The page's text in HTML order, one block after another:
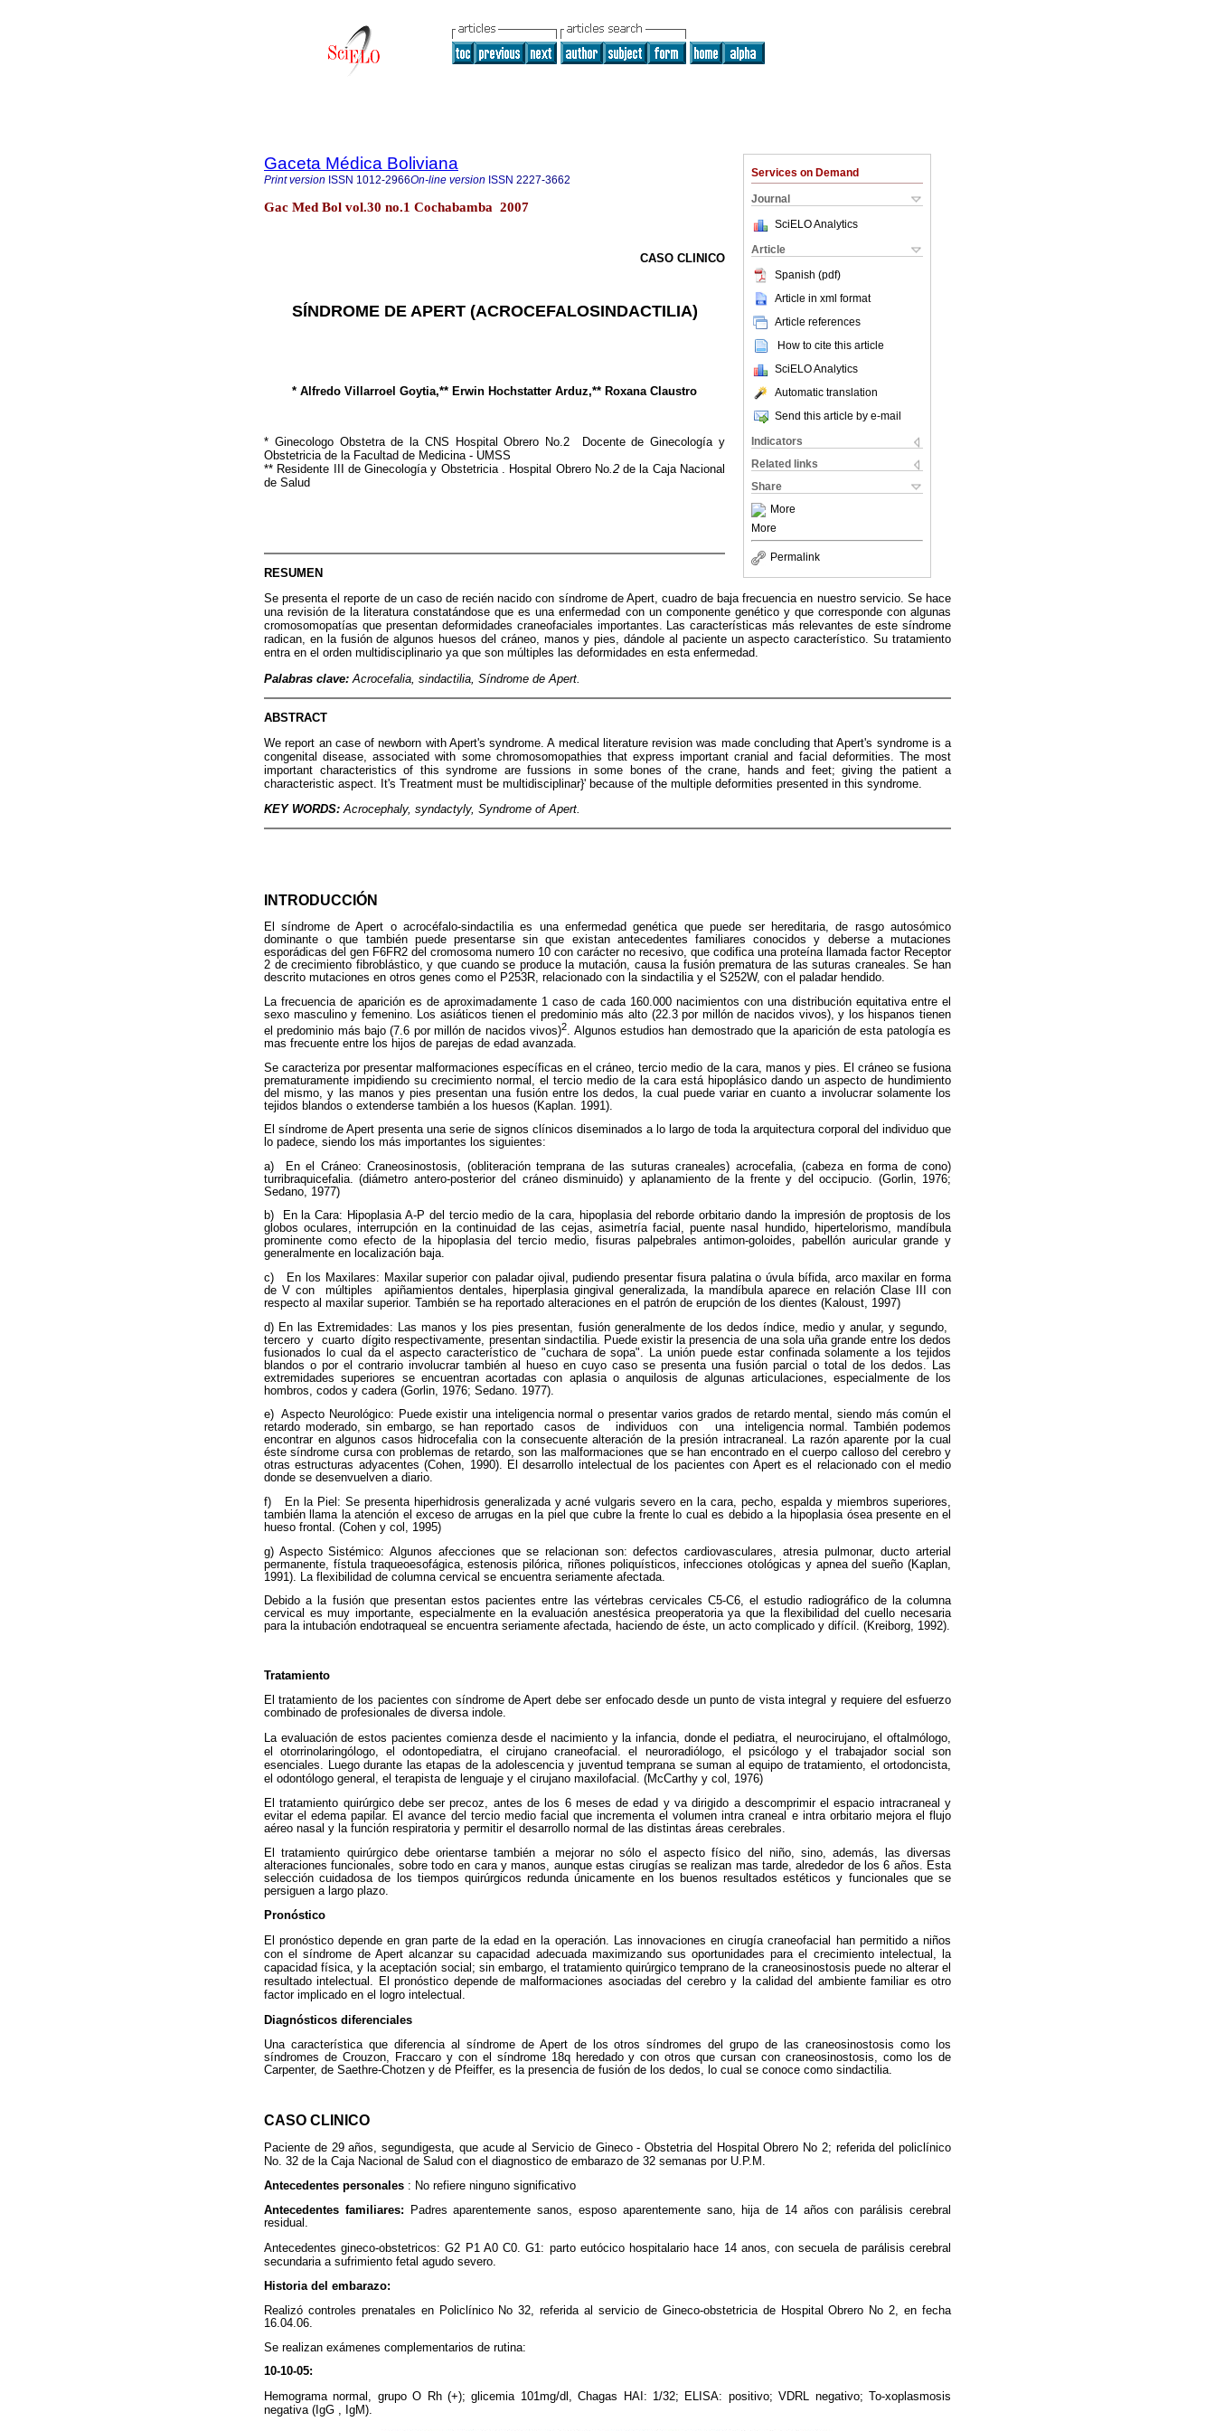
Services on Demand
Journal
SciELO Analytics
Article
Spanish (pdf)
Article in xml format
Article references
How to cite this article
SciELO Analytics
Automatic translation
Send this article by e-mail
Indicators
Related links
Share
More
More
Permalink
Gaceta Médica Boliviana
Print version ISSN 1012-2966On-line version ISSN 2227-3662
Gac Med Bol vol.30 no.1 Cochabamba 2007
CASO CLINICO
SÍNDROME DE APERT (ACROCEFALOSINDACTILIA)
* Alfredo Villarroel Goytia,** Erwin Hochstatter Arduz,** Roxana Claustro
* Ginecologo Obstetra de la CNS Hospital Obrero No.2 Docente de Ginecología y
Obstetricia de la Facultad de Medicina - UMSS
** Residente III de Ginecología y Obstetricia . Hospital Obrero No.2de la Caja Nacional
de Salud
RESUMEN
Se presenta el reporte de un caso de recién nacido con síndrome de Apert, cuadro de baja frecuencia en nuestro servicio. Se hace
una revisión de la literatura constatándose que es una enfermedad con un componente genético y que corresponde con algunas
cromosomopatías que presentan deformidades craneofaciales importantes. Las características más relevantes de este síndrome
radican, en la fusión de algunos huesos del cráneo, manos y pies, dándole al paciente un aspecto característico. Su tratamiento
entra en el orden multidisciplinario ya que son múltiples las deformidades en esta enfermedad.
Palabras clave: Acrocefalia, sindactilia, Síndrome de Apert.
ABSTRACT
We report an case of newborn with Apert's syndrome. A medical literature revision was made concluding that Apert's syndrome is a
congenital disease, associated with some chromosomopathies that express important cranial and facial deformities. The most
important characteristics of this syndrome are fussions in some bones of the crane, hands and feet; giving the patient a
characteristic aspect. It's Treatment must be multidisciplinar}' because of the multiple deformities presented in this syndrome.
KEY WORDS:Acrocephaly, syndactyly, Syndrome of Apert.
INTRODUCCIÓN
El síndrome de Apert o acrocéfalo-sindactilia es una enfermedad genética que puede ser hereditaria, de rasgo autosómico
dominante o que también puede presentarse sin que existan antecedentes familiares conocidos y deberse a mutaciones
esporádicas del gen F6FR2 del cromosoma numero 10 con carácter no recesivo, que codifica una proteína llamada factor Receptor
2 de crecimiento fibroblástico, y que cuando se produce la mutación, causa la fusión prematura de las suturas craneales. Se han
descrito mutaciones en otros genes como el P253R, relacionado con la sindactilia y el S252W, con el paladar hendido.
La frecuencia de aparición es de aproximadamente 1 caso de cada 160.000 nacimientos con una distribución equitativa entre el
sexo masculino y femenino. Los asiáticos tienen el predominio más alto (22.3 por millón de nacidos vivos), y los hispanos tienen
el predominio más bajo (7.6 por millón de nacidos vivos)2. Algunos estudios han demostrado que la aparición de esta patología es
mas frecuente entre los hijos de parejas de edad avanzada.
Se caracteriza por presentar malformaciones específicas en el cráneo, tercio medio de la cara, manos y pies. El cráneo se fusiona
prematuramente impidiendo su crecimiento normal, el tercio medio de la cara está hipoplásico dando un aspecto de hundimiento
del mismo, y las manos y pies presentan una fusión entre los dedos, la cual puede variar en cuanto a involucrar solamente los
tejidos blandos o extenderse también a los huesos (Kaplan. 1991).
El síndrome de Apert presenta una serie de signos clínicos diseminados a lo largo de toda la arquitectura corporal del individuo que
lo padece, siendo los más importantes los siguientes:
a) En el Cráneo: Craneosinostosis, (obliteración temprana de las suturas craneales) acrocefalia, (cabeza en forma de cono)
turribraquicefalia. (diámetro antero-posterior del cráneo disminuido) y aplanamiento de la frente y del occipucio. (Gorlin, 1976;
Sedano, 1977)
b) En la Cara: Hipoplasia A-P del tercio medio de la cara, hipoplasia del reborde orbitario dando la impresión de proptosis de los
globos oculares, interrupción en la continuidad de las cejas, asimetría facial, puente nasal hundido, hipertelorismo, mandíbula
prominente como efecto de la hipoplasia del tercio medio, fisuras palpebrales antimon-goloides, pabellón auricular grande y
generalmente en localización baja.
c) En los Maxilares: Maxilar superior con paladar ojival, pudiendo presentar fisura palatina o úvula bífida, arco maxilar en forma
de V con múltiples apiñamientos dentales, hiperplasia gingival generalizada, la mandíbula aparece en relación Clase III con
respecto al maxilar superior. También se ha reportado alteraciones en el patrón de erupción de los dientes (Kaloust, 1997)
d) En las Extremidades: Las manos y los pies presentan, fusión generalmente de los dedos índice, medio y anular, y segundo,
tercero y cuarto dígito respectivamente, presentan sindactilia. Puede existir la presencia de una sola uña grande entre los dedos
fusionados lo cual da el aspecto característico de "cuchara de sopa". La unión puede estar confinada solamente a los tejidos
blandos o por el contrario involucrar también al hueso en cuyo caso se presenta una fusión parcial o total de los dedos. Las
extremidades superiores se encuentran acortadas con aplasia o anquilosis de algunas articulaciones, especialmente de los
hombros, codos y cadera (Gorlin, 1976; Sedano. 1977).
e) Aspecto Neurológico: Puede existir una inteligencia normal o presentar varios grados de retardo mental, siendo más común el
retardo moderado, sin embargo, se han reportado casos de individuos con una inteligencia normal. También podemos
encontrar en algunos casos hidrocefalia con la consecuente alteración de la presión intracraneal. La razón aparente por la cual
éste síndrome cursa con problemas de retardo, son las malformaciones que se han encontrado en el cuerpo calloso del cerebro y
otras estructuras adyacentes (Cohen, 1990). El desarrollo intelectual de los pacientes con Apert es el relacionado con el medio
donde se desenvuelven a diario.
f) En la Piel: Se presenta hiperhidrosis generalizada y acné vulgaris severo en la cara, pecho, espalda y miembros superiores,
también llama la atención el exceso de arrugas en la piel que cubre la frente lo cual es debido a la hipoplasia ósea presente en el
hueso frontal. (Cohen y col, 1995)
g) Aspecto Sistémico: Algunos afecciones que se relacionan son: defectos cardiovasculares, atresia pulmonar, ducto arterial
permanente, fístula traqueoesofágica, estenosis pilórica, riñones poliquísticos, infecciones otológicas y apnea del sueño (Kaplan,
1991). La flexibilidad de columna cervical se encuentra seriamente afectada.
Debido a la fusión que presentan estos pacientes entre las vértebras cervicales C5-C6, el estudio radiográfico de la columna
cervical es muy importante, especialmente en la evaluación anestésica preoperatoria ya que la flexibilidad del cuello necesaria
para la intubación endotraqueal se encuentra seriamente afectada, haciendo de éste, un acto complicado y difícil. (Kreiborg, 1992).
Tratamiento
El tratamiento de los pacientes con síndrome de Apert debe ser enfocado desde un punto de vista integral y requiere del esfuerzo
combinado de profesionales de diversa indole.
La evaluación de estos pacientes comienza desde el nacimiento y la infancia, donde el pediatra, el neurocirujano, el oftalmólogo,
el otorrinolaringólogo, el odontopediatra, el cirujano craneofacial. el neuroradiólogo, el psicólogo y el trabajador social son
esenciales. Luego durante las etapas de la adolescencia y juventud temprana se suman al equipo de tratamiento, el ortodoncista,
el odontólogo general, el terapista de lenguaje y el cirujano maxilofacial. (McCarthy y col, 1976)
El tratamiento quirúrgico debe ser precoz, antes de los 6 meses de edad y va dirigido a descomprimir el espacio intracraneal y
evitar el edema papilar. El avance del tercio medio facial que incrementa el volumen intra craneal e intra orbitario mejora el flujo
aéreo nasal y la función respiratoria y permitir el desarrollo normal de las distintas áreas cerebrales.
El tratamiento quirúrgico debe orientarse también a mejorar no sólo el aspecto físico del niño, sino, además, las diversas
alteraciones funcionales, sobre todo en cara y manos, aunque estas cirugías se realizan mas tarde, alrededor de los 6 años. Esta
selección cuidadosa de los tiempos quirúrgicos redunda únicamente en los buenos resultados estéticos y funcionales que se
persiguen a largo plazo.
Pronóstico
El pronóstico depende en gran parte de la edad en la operación. Las innovaciones en cirugía craneofacial han permitido a niños
con el síndrome de Apert alcanzar su capacidad adecuada maximizando sus oportunidades para el crecimiento intelectual, la
capacidad física, y la aceptación social; sin embargo, el tratamiento quirúrgico temprano de la craneosinostosis puede no alterar el
resultado intelectual. El pronóstico depende de malformaciones asociadas del cerebro y la calidad del ambiente familiar es otro
factor implicado en el logro intelectual.
Diagnósticos diferenciales
Una característica que diferencia al síndrome de Apert de los otros síndromes del grupo de las craneosinostosis como los
síndromes de Crouzon, Fraccaro y con el síndrome 18q heredado y con otros que cursan con craneosinostosis, como los de
Carpenter, de Saethre-Chotzen y de Pfeiffer, es la presencia de fusión de los dedos, lo cual se conoce como sindactilia.
CASO CLINICO
Paciente de 29 años, segundigesta, que acude al Servicio de Gineco - Obstetria del Hospital Obrero No 2; referida del policlínico
No. 32 de la Caja Nacional de Salud con el diagnostico de embarazo de 32 semanas por U.P.M.
Antecedentes personales : No refiere ninguno significativo
Antecedentes familiares:
Padres aparentemente sanos, esposo aparentemente sano, hija de 14 años con parálisis cerebral
residual.
Antecedentes gineco-obstetricos: G2 P1 A0 C0. G1: parto eutócico hospitalario hace 14 anos, con secuela de parálisis cerebral
secundaria a sufrimiento fetal agudo severo.
Historia del embarazo:
Realizó controles prenatales en Policlínico No 32, referida al servicio de Gineco-obstetricia de Hospital Obrero No 2, en fecha
16.04.06.
Se realizan exámenes complementarios de rutina:
10-10-05:
Hemograma normal, grupo O Rh (+); glicemia 101mg/dl, Chagas HAI: 1/32; ELISA: positivo; VDRL negativo; To-xoplasmosis
negativa (IgG , IgM).